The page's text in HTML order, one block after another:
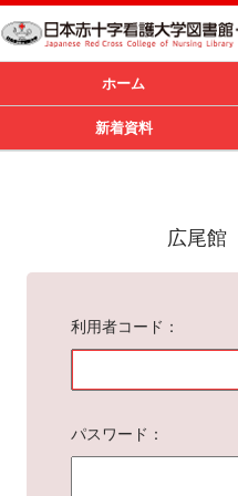
ホーム
新着資料
広尾館
利用者コード
パスワード